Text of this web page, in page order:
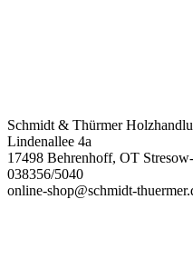
Schmidt & Thürmer
Lindenallee 4a
17498 Behrenhoff, OT
038356/5040
online-shop@schmidt-